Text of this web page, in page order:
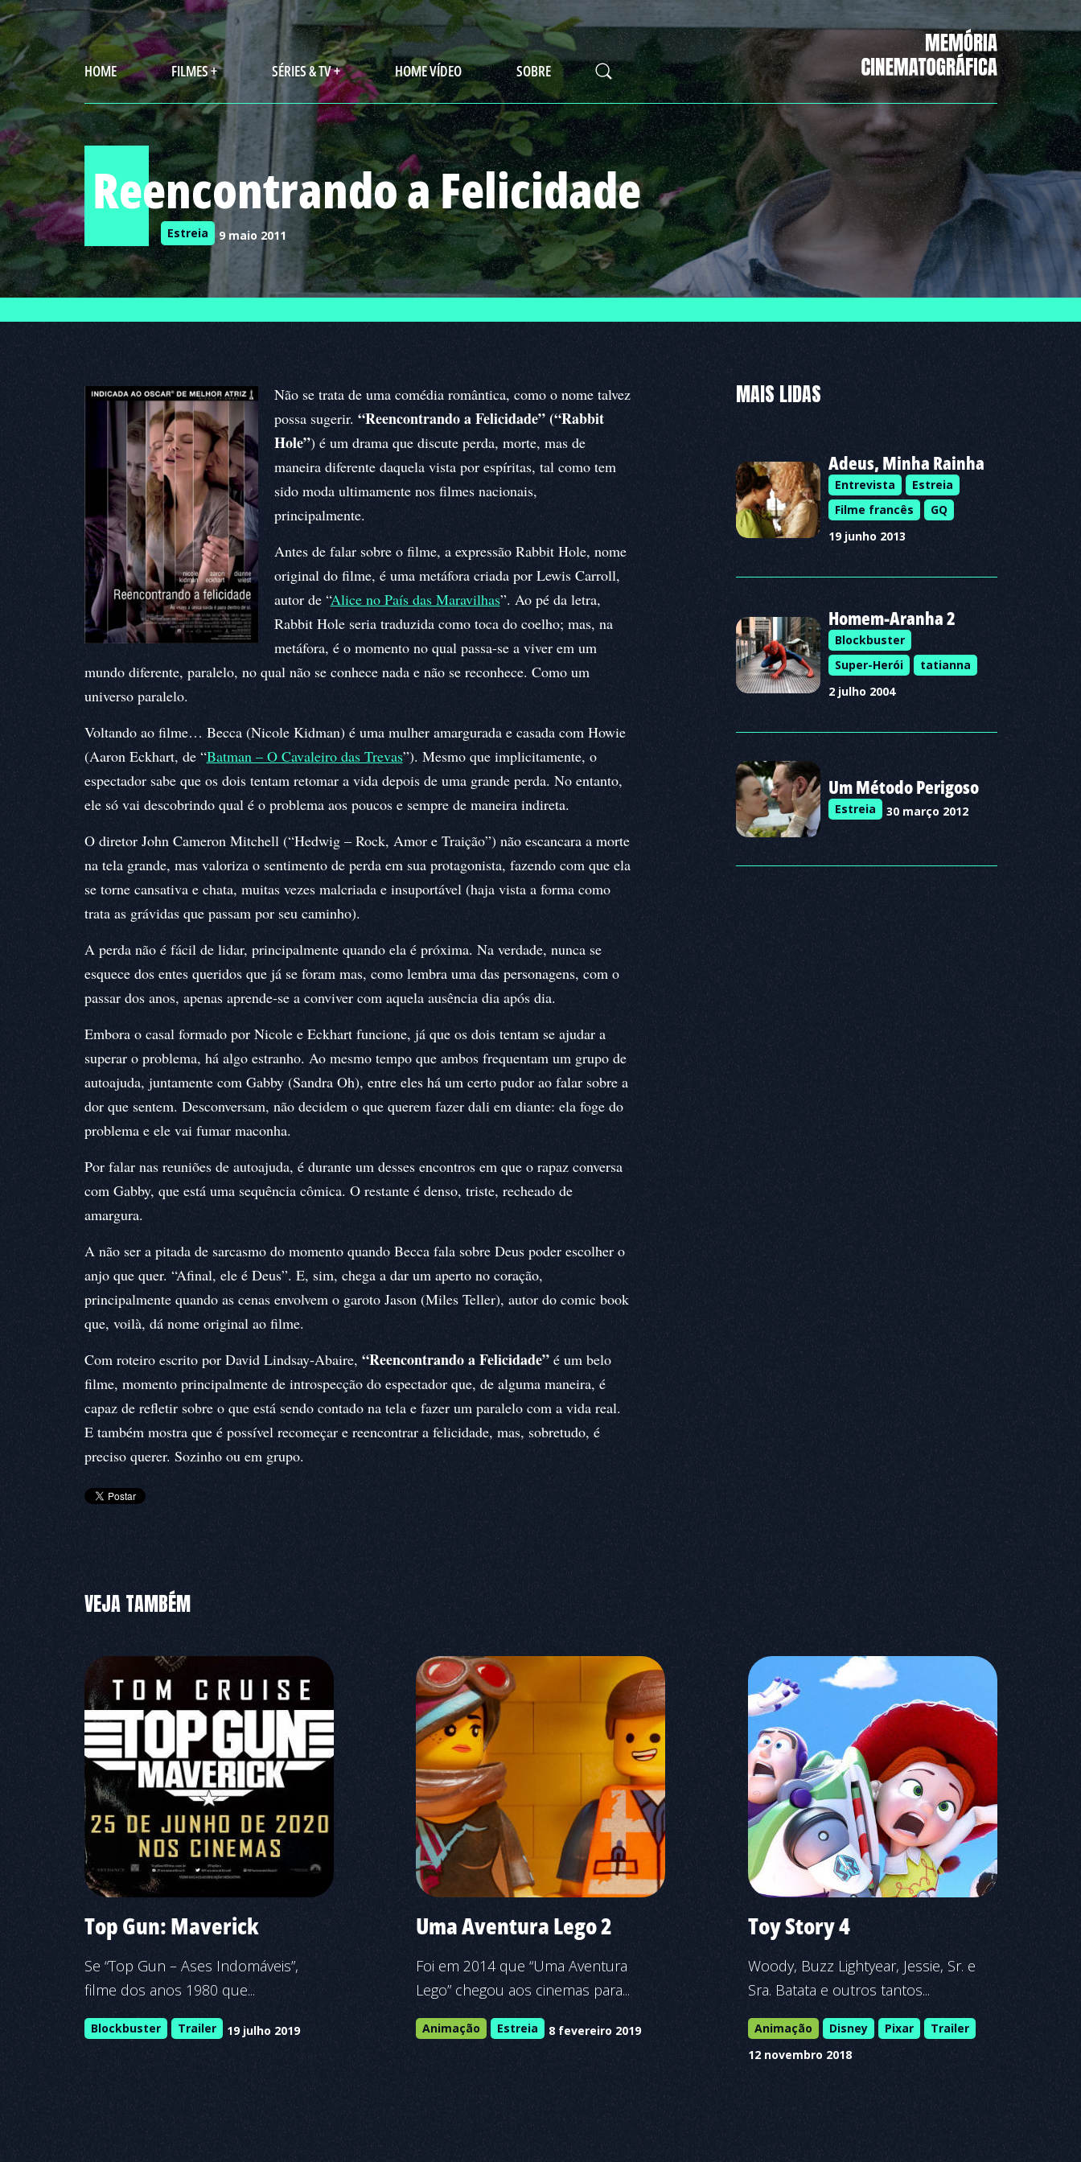
HOME FILMES + SÉRIES & TV + HOME VÍDEO SOBRE
Reencontrando a Felicidade
Estreia 9 maio 2011
Não se trata de uma comédia romântica, como o nome talvez
possa sugerir. “Reencontrando a Felicidade” (“Rabbit
Hole”) é um drama que discute perda, morte, mas de
maneira diferente daquela vista por espíritas, tal como tem
sido moda ultimamente nos filmes nacionais,
principalmente.
Antes de falar sobre o filme, a expressão Rabbit Hole, nome
original do filme, é uma metáfora criada por Lewis Carroll,
autor de “Alice no País das Maravilhas”. Ao pé da letra,
Rabbit Hole seria traduzida como toca do coelho; mas, na
metáfora, é o momento no qual passa-se a viver em um
mundo diferente, paralelo, no qual não se conhece nada e não se reconhece. Como um
universo paralelo.
Voltando ao filme… Becca (Nicole Kidman) é uma mulher amargurada e casada com Howie
(Aaron Eckhart, de “Batman – O Cavaleiro das Trevas”). Mesmo que implicitamente, o
espectador sabe que os dois tentam retomar a vida depois de uma grande perda. No entanto,
ele só vai descobrindo qual é o problema aos poucos e sempre de maneira indireta.
O diretor John Cameron Mitchell (“Hedwig – Rock, Amor e Traição”) não escancara a morte
na tela grande, mas valoriza o sentimento de perda em sua protagonista, fazendo com que ela
se torne cansativa e chata, muitas vezes malcriada e insuportável (haja vista a forma como
trata as grávidas que passam por seu caminho).
A perda não é fácil de lidar, principalmente quando ela é próxima. Na verdade, nunca se
esquece dos entes queridos que já se foram mas, como lembra uma das personagens, com o
passar dos anos, apenas aprende-se a conviver com aquela ausência dia após dia.
Embora o casal formado por Nicole e Eckhart funcione, já que os dois tentam se ajudar a
superar o problema, há algo estranho. Ao mesmo tempo que ambos frequentam um grupo de
autoajuda, juntamente com Gabby (Sandra Oh), entre eles há um certo pudor ao falar sobre a
dor que sentem. Desconversam, não decidem o que querem fazer dali em diante: ela foge do
problema e ele vai fumar maconha.
Por falar nas reuniões de autoajuda, é durante um desses encontros em que o rapaz conversa
com Gabby, que está uma sequência cômica. O restante é denso, triste, recheado de
amargura.
A não ser a pitada de sarcasmo do momento quando Becca fala sobre Deus poder escolher o
anjo que quer. “Afinal, ele é Deus”. E, sim, chega a dar um aperto no coração,
principalmente quando as cenas envolvem o garoto Jason (Miles Teller), autor do comic book
que, voilà, dá nome original ao filme.
Com roteiro escrito por David Lindsay-Abaire, “Reencontrando a Felicidade” é um belo
filme, momento principalmente de introspecção do espectador que, de alguma maneira, é
capaz de refletir sobre o que está sendo contado na tela e fazer um paralelo com a vida real.
E também mostra que é possível recomeçar e reencontrar a felicidade, mas, sobretudo, é
preciso querer. Sozinho ou em grupo.
MAIS LIDAS
Adeus, Minha Rainha
Entrevista
Estreia
Filme francês
GQ
19 junho 2013
Homem-Aranha 2
Blockbuster
Super-Herói
tatianna
2 julho 2004
Um Método Perigoso
Estreia 30 março 2012
VEJA TAMBÉM
Top Gun: Maverick
Se “Top Gun – Ases Indomáveis”,
filme dos anos 1980 que...
Blockbuster Trailer 19 julho 2019
Uma Aventura Lego 2
Foi em 2014 que “Uma Aventura
Lego” chegou aos cinemas para...
Animação Estreia 8 fevereiro 2019
Toy Story 4
Woody, Buzz Lightyear, Jessie, Sr. e
Sra. Batata e outros tantos...
Animação Disney Pixar
Trailer
12 novembro 2018